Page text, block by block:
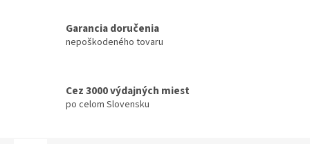
Garancia doručenia
nepoškodeného tovaru
Cez 3000 výdajných miest
po celom Slovensku